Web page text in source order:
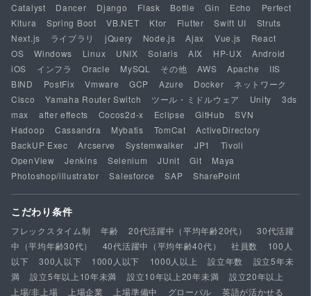
Catalyst
Dancer Django Flask Bottle Gin Echo
Perfect
Kitura
Spring Boot VB.NET Ktor Flutter Swift UI
Struts
Next.js
ライブラリ jQuery Node.js Ajax Vue.js
React
OS
Windows Linux UNIX Solaris AIX HP-UX
Android
iOS
インフラ Oracle MySQL その他 AWS Apache
IIS
BIND
PostFix Vmware GCP Azure Docker
ネットワーク
Cisco
Yamaha Router Switch ツール・ミドルウェア Unity
3ds
max
after effects Cocos2d-x Eclipse GitHub
SVN
Hadoop
Cassandra Mybatis TomCat
ActiveDirectory
BackUP Exec
Arcserve Systemwalker JP1
Tivoli
OpenView
Jenkins Selenium JUnit Git
Maya
Photoshop/illustrator
Salesforce SAP SharePoint
こだわり条件
フレックスタイム制 年齢 20代活躍中（平均年齢20代）
30代活躍
中（平均年齢30代）
40代活躍中（平均年齢40代） 社員数
100人
以下
300人以下 1000人以下 1000人以上 設立年数
設立5年未
満
設立5年以上10年未満 設立10年以上20年未満
設立20年以上
上場/非上場
上場企業 上場準備中 グローバル
英語が活かせる